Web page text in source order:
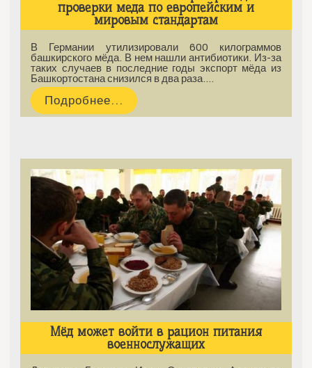
проверки меда по европейским и
мировым стандартам
В Германии утилизировали 600 килограммов
башкирского мёда. В нем нашли антибиотики. Из-за
таких случаев в последние годы экспорт мёда из
Башкортостана снизился в два раза.…
Подробнее...
Мёд может войти в рацион питания
военнослужащих